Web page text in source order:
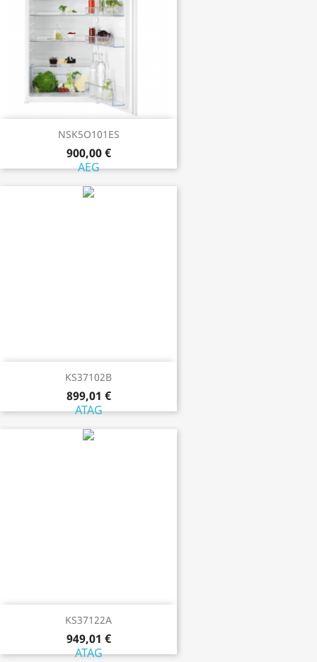
NSK5O101ES
900,00 €
AEG
KS37102B
899,01 €
ATAG
KS37122A
949,01 €
ATAG